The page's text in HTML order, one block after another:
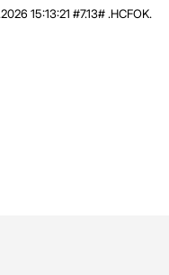
15:13:21 #7.13# .HCFOK.